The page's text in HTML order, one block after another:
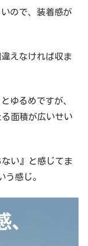
ので、装着感が
えなければ収ま
ゆるめですが、
面積が広いせい
い』と感じてま
う感じ。